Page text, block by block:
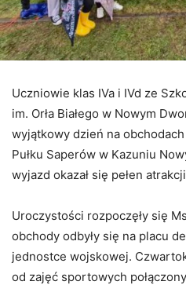
Uczniowie klas IVa i IVd ze
im. Orła Białego w Nowym
wyjątkowy dzień na
Pułku Saperów w Kazuniu
wyjazd okazał się pełen
Uroczystości rozpoczęły się
obchody odbyły się na placu
jednostce wojskowej.
od zajęć sportowych